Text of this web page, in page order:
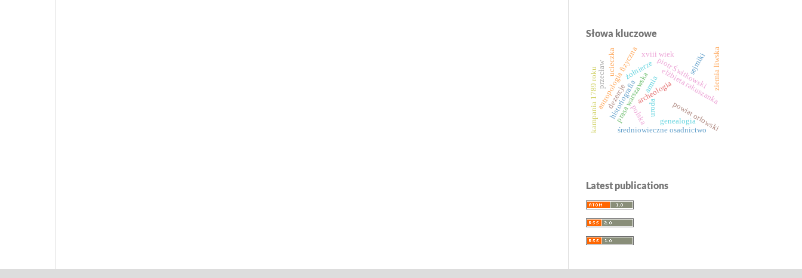
Słowa kluczowe
elżbieta rakuszanka
uroda
historiografiaarcheologia
antropologia fizyczna
kampania 1789 roku piotr Świtkowski
prasa warszawska
xviii wiek
powiat orłowski
średniowieczne osadnictwo
polska
przecław
genealogia
dezercje
ucieczka żołnierze
armia ziemia liwska
sejmiki
Latest publications